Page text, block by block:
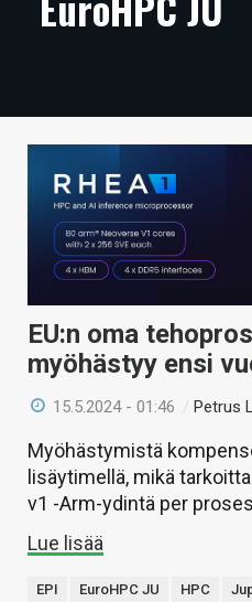
ARTIKKELIT
TECHBBS
TIETOA
HINTA.FI
KAUPPA
VAIHDA TEEMA
HAKU
EU:n oma
myöhästyy ensi
15.5.2024 - 01:46 /Petrus
Myöhästymistä
lisäytimellä, mikä
v1 -Arm-ydintä per
Lue lisää
EPI EuroHPC JU HPC